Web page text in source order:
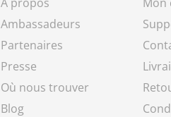
Ambassadeurs
Partenaires
Presse
Où nous trouver
Blog